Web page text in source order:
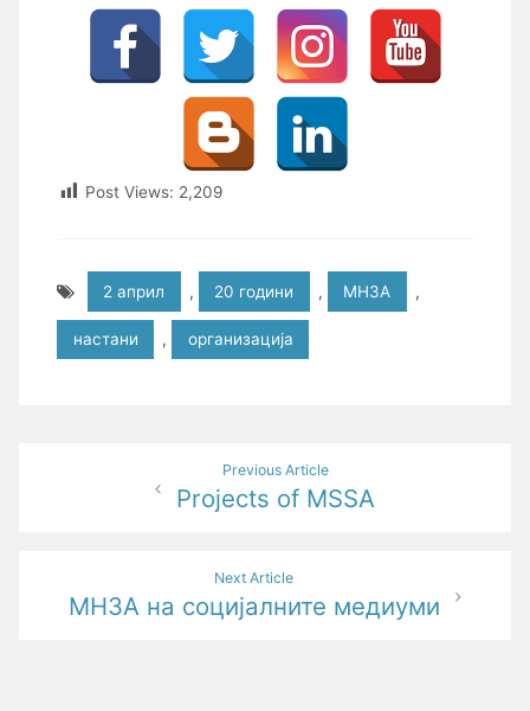
Post Views: 2,209
2 април , 20 години , МНЗА ,
настани , организација
navigation
Previous Article
Projects of MSSA
Next Article
МНЗА на социјалните медиуми